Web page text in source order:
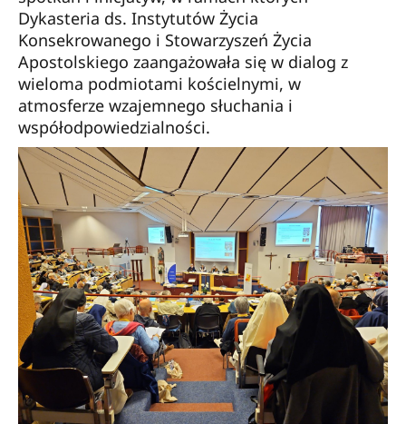
Dykasteria ds. Instytutów Życia
Konsekrowanego i Stowarzyszeń Życia
Apostolskiego zaangażowała się w dialog z
wieloma podmiotami kościelnymi, w
atmosferze wzajemnego słuchania i
współodpowiedzialności.